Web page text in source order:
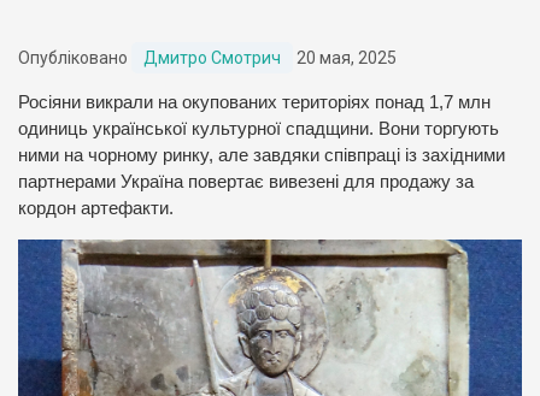
Опубліковано Дмитро Смотрич 20 мая, 2025
Росіяни викрали на окупованих територіях понад 1,7 млн
одиниць української культурної спадщини. Вони торгують
ними на чорному ринку, але завдяки співпраці із західними
партнерами Україна повертає вивезені для продажу за
кордон артефакти.